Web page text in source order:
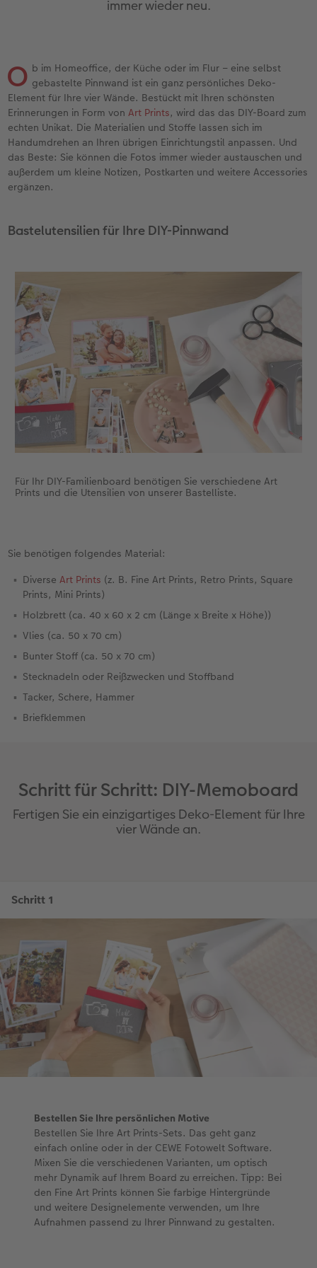
Jahrbuch gestalten
Panoramaseite
Schuber
Designvorlagen
Foto-Kochbuch
Gestaltungsideen
Anleitungen & Hilfe
Neuheiten
Bilderboxen
Filmentwicklung
Fotosticker
Fotosets
Sofortfotos
CEWE myPhotos
Neuheiten
Extras
Fotocollage
Acrylglas
Alu-Dibond
Foto auf Holz
Hartschaum
Mehrteiler
im Wunschformat
Materialmuster-Set
Neuheiten
Extras
Dankeskarten Kommunion
Urlaubsgrüße
Weitere Anlässe
Papierqualitäten
Klappkarten
Digitale Grußkarte
CEWE myPhotos
Neuheiten
Textilien
Foto-Geschenkbox
Art Prints
Handyhüllen
Faber-Castell
CEWE Geschenkgutschein
CEWE myPhotos
Neuheiten
Wandkalender mit Design
Kalender-Kundenbeispiele
Neuheiten
Extras
CEWE myPhotos
Max Case
PopGrip
Cardholder
CEWE myPhotos
Neuheiten
nachhaltiger Schenken
Liebe schenken
Geburtstagsgeschenke
Kundenbeispiele
Neuheiten
Liebe schenken
Gestaltungsideen
Anleitungen und Hilfe
Hochzeit
Baby
Faszination Fotografie
CEWE Community
Neuheiten
App
immer wieder neu.
O b im Homeoffice, der Küche oder im Flur – eine selbst
gebastelte Pinnwand ist ein ganz persönliches Deko-
Element für Ihre vier Wände. Bestückt mit Ihren schönsten
Erinnerungen in Form vonArt Prints, wird das das DIY-Board zum
echten Unikat. Die Materialien und Stoffe lassen sich im
Handumdrehen an Ihren übrigen Einrichtungstil anpassen. Und
das Beste: Sie können die Fotos immer wieder austauschen und
außerdem um kleine Notizen, Postkarten und weitere Accessories
ergänzen.
Bastelutensilien für Ihre DIY-Pinnwand
Für Ihr DIY-Familienboard benötigen Sie verschiedene Art
Prints und die Utensilien von unserer Bastelliste.
Sie benötigen folgendes Material:
DiverseArt Prints (z. B. Fine Art Prints, Retro Prints, Square
Prints, Mini Prints)
Holzbrett (ca. 40 x 60 x 2 cm (Länge x Breite x Höhe))
Vlies (ca. 50 x 70 cm)
Bunter Stoff (ca. 50 x 70 cm)
Stecknadeln oder Reißzwecken und Stoffband
Tacker, Schere, Hammer
Briefklemmen
Schritt für Schritt: DIY-Memoboard
Fertigen Sie ein einzigartiges Deko-Element für Ihre
vier Wände an.